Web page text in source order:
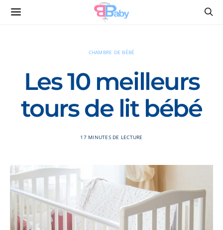
CHAMBRE DE BÉBÉ
Les 10 meilleurs
tours de lit bébé
17 MINUTES DE LECTURE